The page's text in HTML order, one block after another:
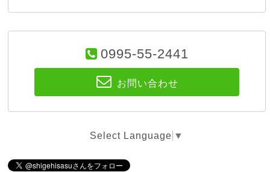
0995-55-2441
お問い合わせ
Select Language ▼